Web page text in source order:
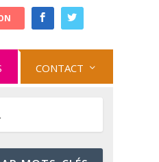
CONTACT